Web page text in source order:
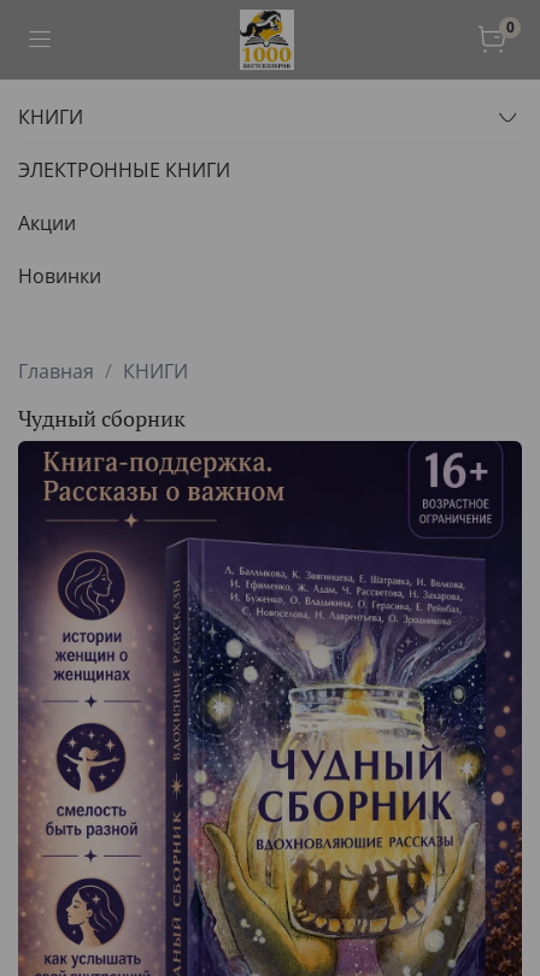
0
Главная КНИГИ
Чудный сборник
КНИГИ
ЭЛЕКТРОННЫЕ КНИГИ
Акции
Новинки